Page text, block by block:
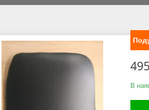
В